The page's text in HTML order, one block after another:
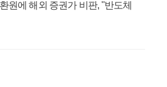
원에 해외 증권가 비판, "반도체